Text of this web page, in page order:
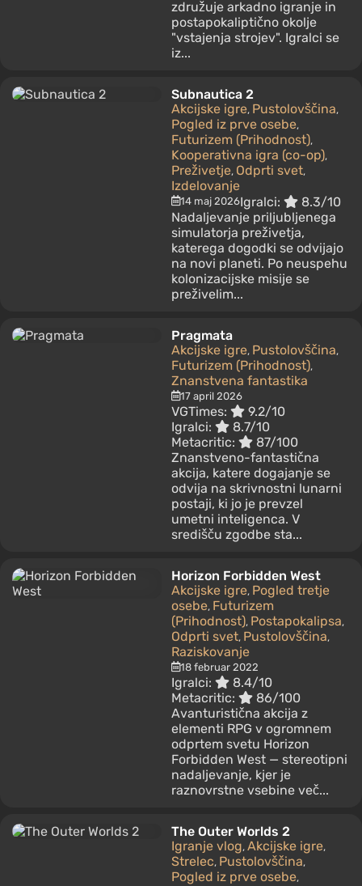
združuje arkadno igranje in
postapokaliptično okolje
"vstajenja strojev". Igralci se
iz...
Subnautica 2
Akcijske igre, Pustolovščina,
Pogled iz prve osebe,
Futurizem (Prihodnost),
Kooperativna igra (co-op),
Preživetje, Odprti svet,
Izdelovanje
14 maj 2026Igralci:
8.3/10
Nadaljevanje priljubljenega
simulatorja preživetja,
katerega dogodki se odvijajo
na novi planeti. Po neuspehu
kolonizacijske misije se
preživelim...
Pragmata
Akcijske igre, Pustolovščina,
Futurizem (Prihodnost),
Znanstvena fantastika
17 april 2026
VGTimes:
9.2/10
Igralci:
8.7/10
Metacritic:
87/100
Znanstveno-fantastična
akcija, katere dogajanje se
odvija na skrivnostni lunarni
postaji, ki jo je prevzel
umetni inteligenca. V
središču zgodbe sta...
Horizon Forbidden West
Akcijske igre, Pogled tretje
osebe, Futurizem
(Prihodnost), Postapokalipsa,
Odprti svet, Pustolovščina,
Raziskovanje
18 februar 2022
Igralci:
8.4/10
Metacritic:
86/100
Avanturistična akcija z
elementi RPG v ogromnem
odprtem svetu Horizon
Forbidden West — stereotipni
nadaljevanje, kjer je
raznovrstne vsebine več...
The Outer Worlds 2
Igranje vlog, Akcijske igre,
Strelec, Pustolovščina,
Pogled iz prve osebe,